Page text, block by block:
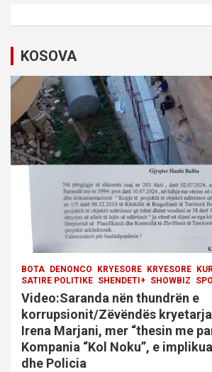
v
i
g
a
t
i
o
KOSOVA
BOTA DENONCO KRYESORE KRYESORE
SATIRE POLITIKE SHENDETI+ SHOWBIZ
Video:Saranda nën thundrën e
korrupsionit/Zëvëndës
Irena Marjani, mer “thesin me
Kompania “Kol Noku”, e
dhe Policia